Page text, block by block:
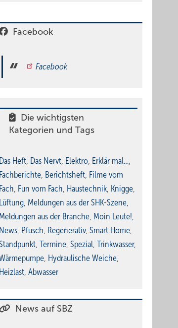
Facebook
Facebook
Die wichtigsten
Kategorien und Tags
Das Heft, Das Nervt, Elektro, Erklär mal…,
Fachberichte, Berichtsheft, Filme vom
Fach, Fun vom Fach, Haustechnik, Knigge,
Lüftung, Meldungen aus der SHK-Szene,
Meldungen aus der Branche, Moin Leute!,
News, Pfusch, Regenerativ, Smart Home,
, Termine, Spezial, Trinkwasser,
, Hydraulische Weiche,
Heizlast, Abwasser
News auf SBZ